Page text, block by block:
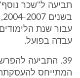
תביעה ל"שכר
עבור שנת
עבדה בפועל.
39. התביעה
המתייחס